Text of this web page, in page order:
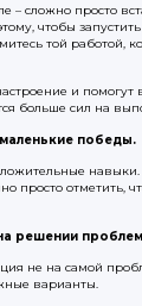
– сложно просто
чтобы
той работой,
и помогут
больше сил на
победы.
просто отметить,
решении
не на самой
варианты.